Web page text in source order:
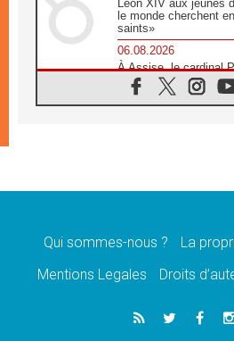
Léon XIV aux jeunes
le monde cherchent
saints»
06.08.2026
À Assise, le cardinal
«les chrétiens veulent
06.08.2026
message de paix et
«La visite du Pape en
05.08.2026
Le nonce en Ukraine:
Qui sommes-nous ? La
Mentions Legales
Droits